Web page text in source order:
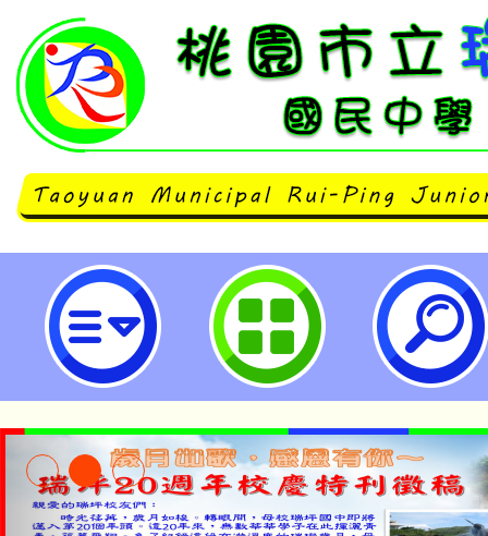
轉知活動：歡迎同學報名公視節目
嗎？》舉辦之徵選活動-桃園市立